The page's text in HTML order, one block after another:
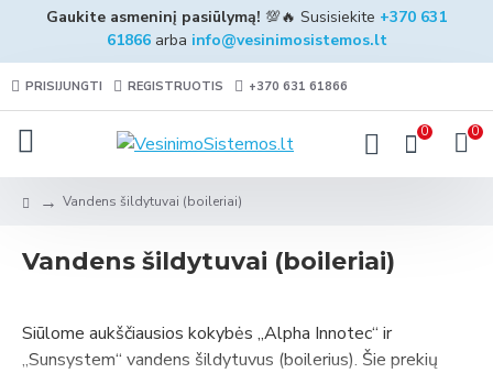
Gaukite asmeninį pasiūlymą! 💯🔥 Susisiekite +370 631
61866arba info@vesinimosistemos.lt
PRISIJUNGTI REGISTRUOTIS +370 631 61866
0 0
Vandens šildytuvai (boileriai)
Vandens šildytuvai (boileriai)
Siūlome aukščiausios kokybės „Alpha Innotec“ ir
„Sunsystem“ vandens šildytuvus (boilerius). Šie prekių